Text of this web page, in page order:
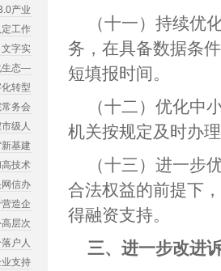
产业
工作
字实
生态—
转型
务会
级人
基建
技术
信办
造企
层次
户人
支持
（十一）持续优
务，在具备数据条
短填报时间。
（十二）优化中
机关按规定及时办
（十三）进一步
合法权益的前提下
得融资支持。
三、进一步改进